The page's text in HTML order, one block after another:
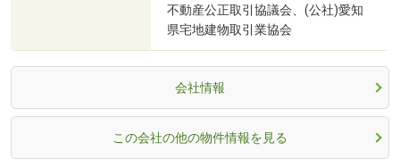
不動産公正取引協議会、(公社)愛知
県宅地建物取引業協会
会社情報
この会社の他の物件情報を見る